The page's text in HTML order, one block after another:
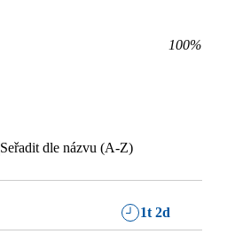
100%
Seřadit dle názvu (A-Z)
1t 2d